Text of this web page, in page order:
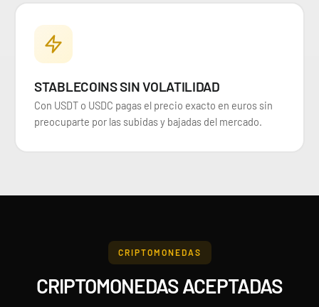
STABLECOINS SIN VOLATILIDAD
Con USDT o USDC pagas el precio exacto en euros sin
preocuparte por las subidas y bajadas del mercado.
CRIPTOMONEDAS
CRIPTOMONEDAS ACEPTADAS